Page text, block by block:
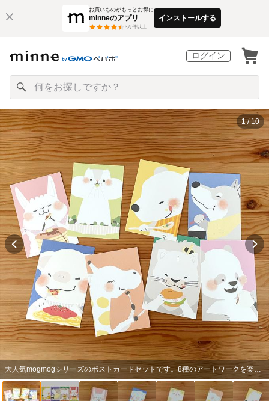
お買いものがもっとお得に
minneのアプリ
3万件以上
インストールする
ログイン
大人気mogmogシリーズのポストカードセットです。8種のアートワークを楽しめる豪華セット！
1 / 10